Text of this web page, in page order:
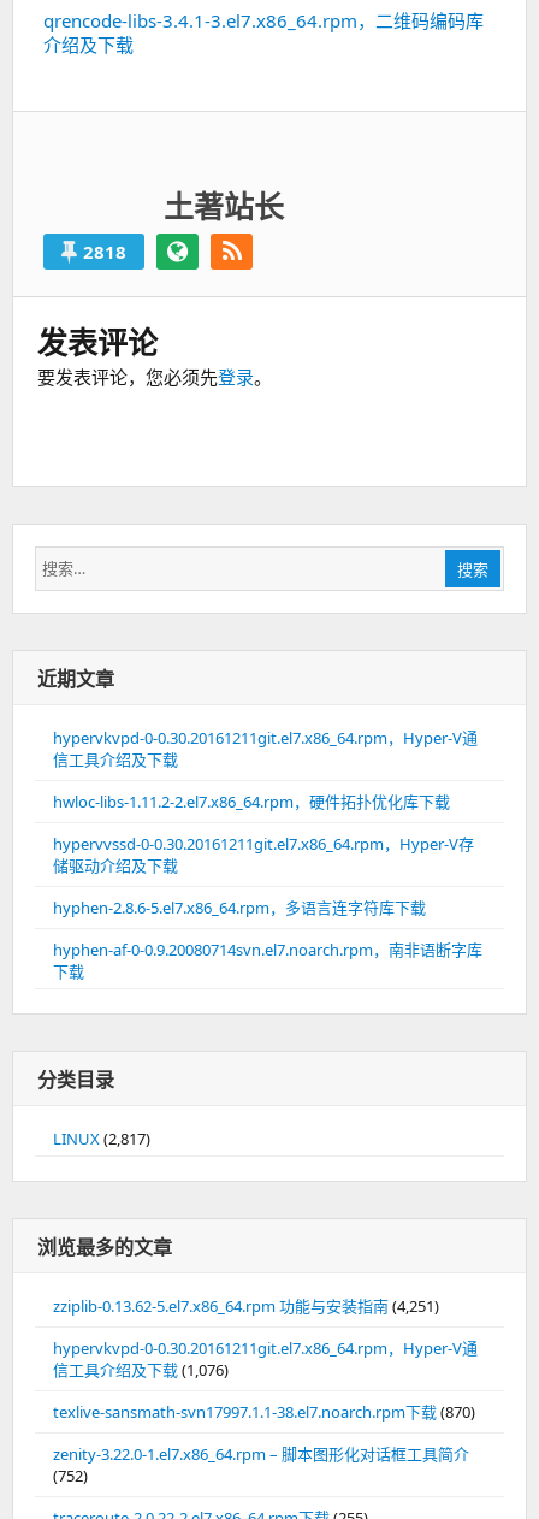
下
一
qrencode-libs-3.4.1-3.el7.x86_64.rpm，二维码编码库
介绍及下载
土著站长
2818
发表评论
要发表评论，您必须先登录。
搜
索：
搜索
近期文章
hypervkvpd-0-0.30.20161211git.el7.x86_64.rpm，Hyper-V通
信工具介绍及下载
hwloc-libs-1.11.2-2.el7.x86_64.rpm，硬件拓扑优化库下载
hypervvssd-0-0.30.20161211git.el7.x86_64.rpm，Hyper-V存
储驱动介绍及下载
hyphen-2.8.6-5.el7.x86_64.rpm，多语言连字符库下载
hyphen-af-0-0.9.20080714svn.el7.noarch.rpm，南非语断字库
下载
分类目录
LINUX(2,817)
浏览最多的文章
zziplib-0.13.62-5.el7.x86_64.rpm 功能与安装指南(4,251)
hypervkvpd-0-0.30.20161211git.el7.x86_64.rpm，Hyper-V通
信工具介绍及下载(1,076)
texlive-sansmath-svn17997.1.1-38.el7.noarch.rpm下载(870)
zenity-3.22.0-1.el7.x86_64.rpm – 脚本图形化对话框工具简介
(752)